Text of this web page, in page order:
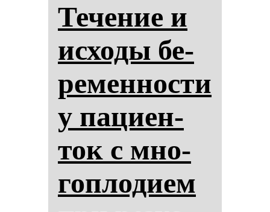
Те­че­ние и
ис­хо­ды бе­
ре­мен­нос­ти
у па­ци­ен­
ток с мно­
гоп­ло­ди­ем